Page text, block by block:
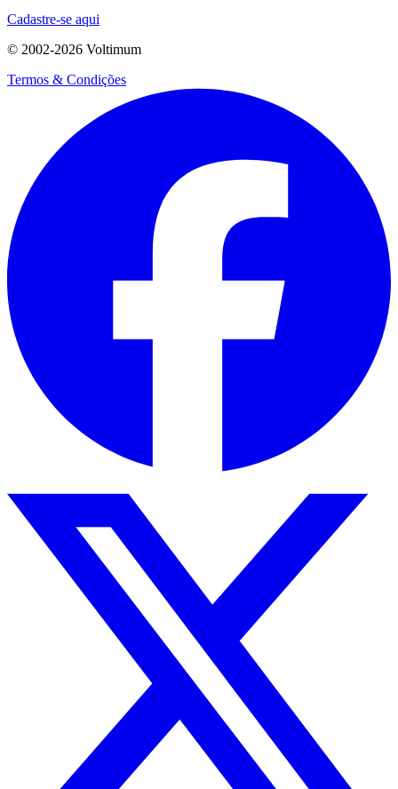
Cadastre-se aqui
© 2002-2026 Voltimum
Termos & Condições